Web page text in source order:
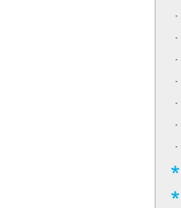
·
·
·
·
·
·
·